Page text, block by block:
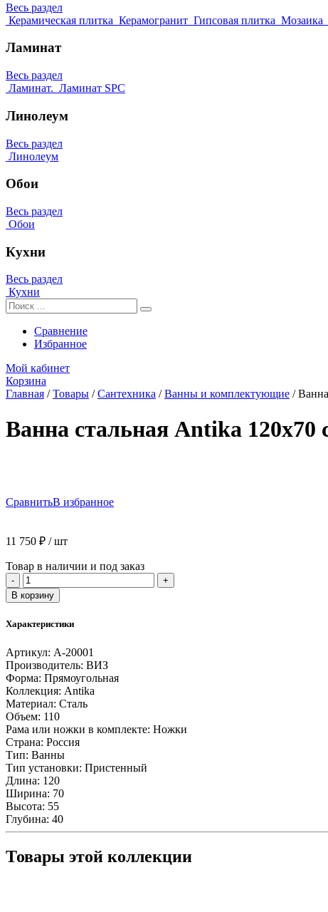
Весь раздел
Керамическая плитка Керамогранит Гипсовая плитка Мозаика
Ламинат
Весь раздел
Ламинат. Ламинат SPC
Линолеум
Весь раздел
Линолеум
Обои
Весь раздел
Обои
Кухни
Весь раздел
Кухни
Сравнение
Избранное
Мой кабинет
Корзина
Главная /Товары /Сантехника /Ванны и комплектующие /
Ванна стальная Antika 120х70
СравнитьВ избранное
11 750 ₽ / шт
Товар в наличии и под заказ
-
Количество
товара
Ванна
Antika
см
с
опорной
подставкой
+
В корзину
Характеристики
Артикул: A-20001
Производитель: ВИЗ
Форма: Прямоугольная
Коллекция: Antika
Материал: Сталь
Объем: 110
Рама или ножки в комплекте: Ножки
Страна: Россия
Тип: Ванны
Тип установки: Пристенный
Длина: 120
Ширина: 70
Высота: 55
Глубина: 40
Товары этой коллекции